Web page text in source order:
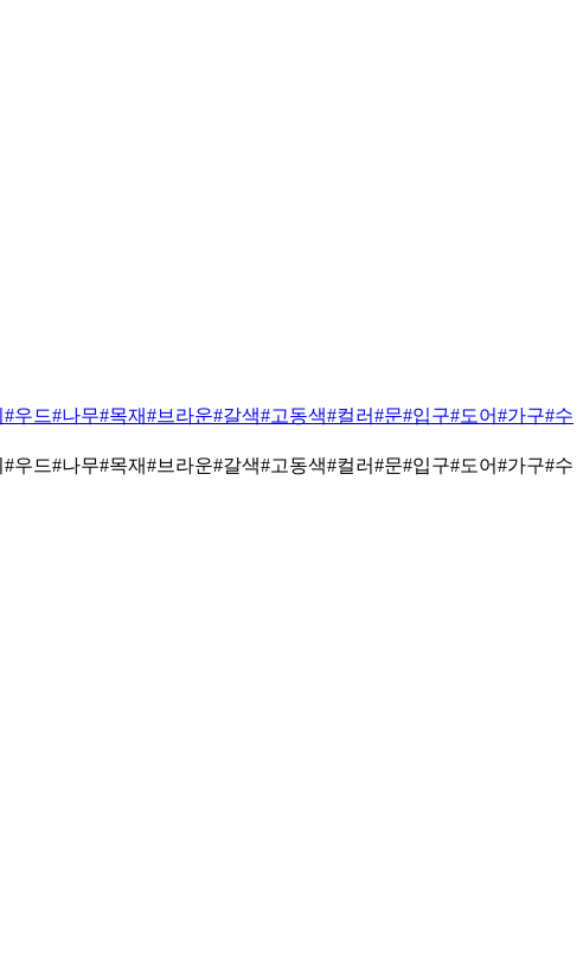
#우드#나무#목재#브라운#갈색#고동색#컬러#문#입구#도어#가구#수
#우드#나무#목재#브라운#갈색#고동색#컬러#문#입구#도어#가구#수